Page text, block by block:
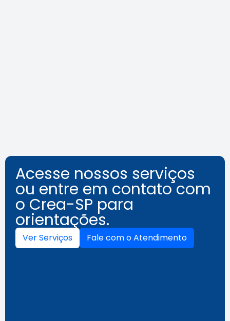
Acesse nossos serviços
ou entre em contato com
o Crea-SP para
orientações.
Ver Serviços Fale com o Atendimento